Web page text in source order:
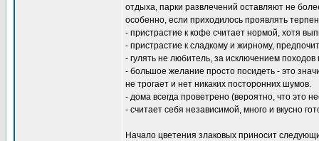
отдыха, парки развлечений оставляют не
особенно, если приходилось проявлять
- пристрастие к кофе считает нормой, хотя
- пристрастие к сладкому и жирному,
- гулять не любитель, за исключением
- большое желание просто посидеть - это
не трогает и нет никаких посторонних шумов.
- дома всегда проветрено (вероятно, что это
- считает себя независимой, много и вкусно
Начало цветения злаковых приносит